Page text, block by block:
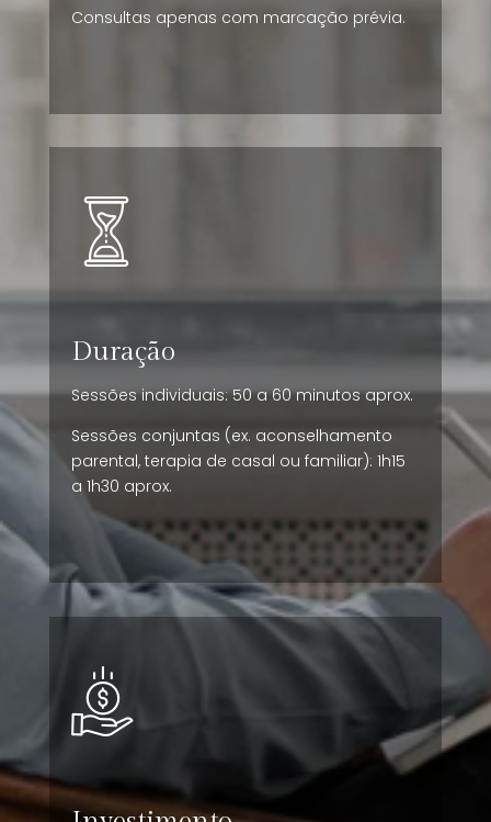
Consultas apenas com marcação prévia.
Duração
Sessões individuais: 50 a 60 minutos aprox.
Sessões conjuntas (ex. aconselhamento
parental, terapia de casal ou familiar): 1h15
a 1h30 aprox.